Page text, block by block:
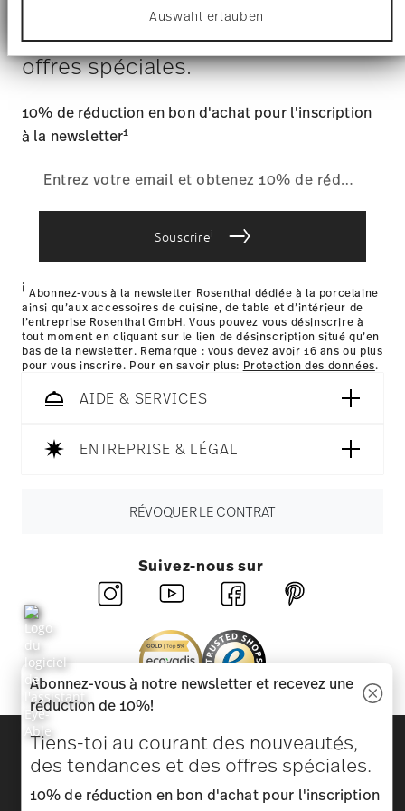
Website zu analysieren. Außerdem geben wir
Informationen zu Ihrer Verwendung unserer
Website an unsere Partner für soziale Medien,
Werbung und Analysen weiter. Unsere Partner
weiteren Daten zusammen, die Sie ihnen
bereitgestellt haben oder die sie im Rahmen Ihrer
Nutzung der Dienste gesammelt haben.
Auswahl erlauben
s'élèvent à € 12,90 par commande./li>
Délai de livraison: 5-7 jours ouvrables pour les articles en
stock.
Fournisseur de services d'expédition: Nous livrons en
Suivi: Vous recevrez un code de suivi par e-mail dès que
votre colis sera expédié.
retours
Livraison dans d'autres pays
les détails pour chaque pays de livraison
ici
Tiens-toi au courant des
nouveautés, des tendances et des
offres spéciales.
10% de réduction en bon d'achat pour l'inscription
à la newsletter1
Souscrirei
i Abonnez-vous à la newsletter Rosenthal dédiée à la porcelaine
ainsi qu’aux accessoires de cuisine, de table et d’intérieur de
l’entreprise Rosenthal GmbH. Vous pouvez vous désinscrire à
tout moment en cliquant sur le lien de désinscription situé qu’en
bas de la newsletter. Remarque : vous devez avoir 16 ans ou plus
pour vous inscrire. Pour en savoir plus: Protection des données.
AIDE & SERVICES
ENTREPRISE & LÉGAL
RÉVOQUER LE CONTRAT
Suivez-nous sur
Découvrez toutes nos marques
Beauté et fonctionnalité pour votre maison
Homepage CGV Protection des données Mentions
Abonnez-vous à notre newsletter et recevez une
réduction de 10%!
Tiens-toi au courant des nouveautés,
des tendances et des offres spéciales.
10% de réduction en bon d'achat pour l'inscription